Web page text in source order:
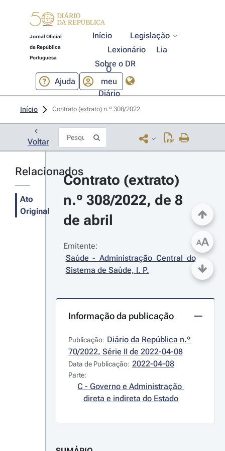
Jornal Oficial
da República
Portuguesa
Início
Legislação
Lexionário
Lia
Sobre o DR
Ajuda
O
meu
Diário
Início Contrato (extrato) n.º 308/2022
Voltar
Relacionados
Ato
Original
Contrato (extrato)
n.º 308/2022, de 8
de abril
Emitente:
Saúde - Administração Central do
Sistema de Saúde, I. P.
Informação da publicação
Publicação: Diário da República n.º
70/2022, Série II de 2022-04-08
Data de Publicação: 2022-04-08
Parte:
C - Governo e Administração
direta e indireta do Estado
AA